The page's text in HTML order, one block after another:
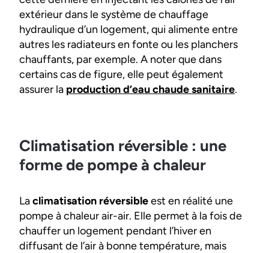
extérieur dans le système de chauffage
hydraulique d’un logement, qui alimente entre
autres les radiateurs en fonte ou les planchers
chauffants, par exemple. A noter que dans
certains cas de figure, elle peut également
assurer la production d’eau chaude sanitaire.
Climatisation réversible : une
forme de pompe à chaleur
Laclimatisation réversibleest en réalité une
pompe à chaleur air-air. Elle permet à la fois de
chauffer un logement pendant l’hiver en
diffusant de l’air à bonne température, mais